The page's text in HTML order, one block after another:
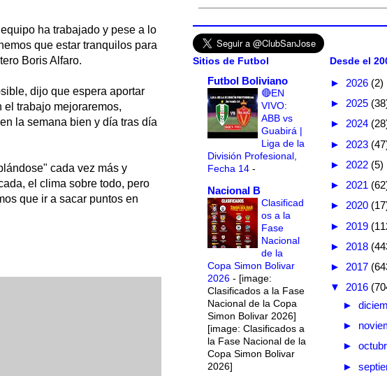
ha trabajado y pese a lo
que estar tranquilos para
Boris Alfaro.
dijo que espera aportar
trabajo mejoraremos,
la semana bien y día tras día
cada vez más y
el clima sobre todo, pero
que ir a sacar puntos en
Sitios de Futbol
Futbol Boliviano
🔴EN
VIVO:
ABB vs
Guabirá |
Liga de la
División Profesional,
Fecha 14 -
Nacional B
Clasificad
os a la
Fase
Nacional
de la
Copa Simon Bolivar
2026 - [image:
Clasificados a la Fase
Nacional de la Copa
Simon Bolivar 2026]
[image: Clasificados a
la Fase Nacional de la
Copa Simon Bolivar
2026]
Desde el
► 2026 (2)
► 2025
► 2024
► 2023
► 2022 (5)
► 2021
► 2020
► 2019
► 2018
► 2017
▼ 2016
►
►
►
►